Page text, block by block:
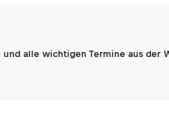
alle wichtigen Termine aus der